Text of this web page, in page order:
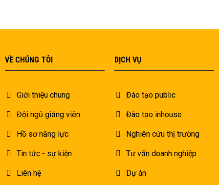
VỀ CHÚNG TÔI
Giới thiệu chung
Đội ngũ giảng viên
Hồ sơ năng lực
Tin tức - sự kiện
Liên hệ
DỊCH VỤ
Đào tạo public
Đào tạo inhouse
Nghiên cứu thị trường
Tư vấn doanh nghiệp
Dự án